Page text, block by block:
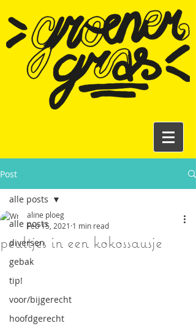
Post
alle posts
diversen
gebak
tip!
voor/bijgerecht
hoofdgerecht
alle posts
peultjes in een kokossausje
aline ploeg
Feb 15, 2021 1 min read